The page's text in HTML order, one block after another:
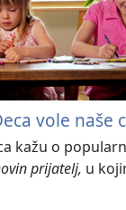
vole naše
kažu o
prijatelj, u